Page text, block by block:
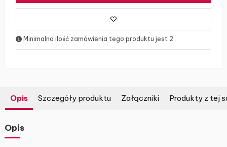
Minimalna ilość zamówienia tego produktu jest 2.
Opis Szczegóły produktu Załączniki Produkty z tej
Opis